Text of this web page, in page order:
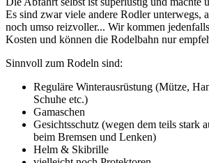
Es sind zwar viele andere Rodler unterwegs,
noch umso reizvoller... Wir kommen
Kosten und können die Rodelbahn nur
Sinnvoll zum Rodeln sind:
Reguläre Winterausrüstung (Mütze,
Schuhe etc.)
Gamaschen
Gesichtsschutz (wegen dem teils stark
beim Bremsen und Lenken)
Helm & Skibrille